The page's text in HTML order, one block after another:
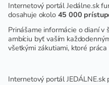
Internetový portál Jedálne.sk
dosahuje okolo 45 000
Prinášame informácie o dianí v
ambíciu byť vaším
všetkými zákutiami, ktoré
Internetový portál JEDÁLNE.sk